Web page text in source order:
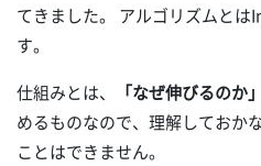
てきました。 アルゴリズムと
す。
仕組みとは、
「なぜ伸びるのか
めるものなので、理解しておか
ことはできません。